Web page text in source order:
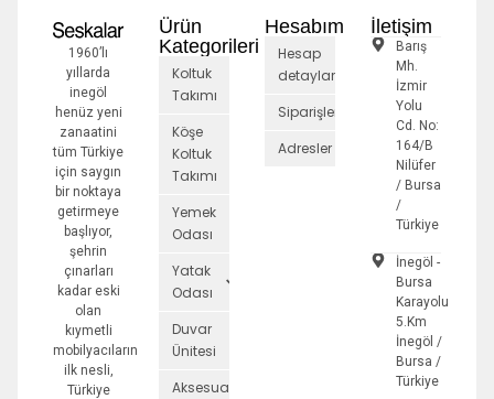
1960’lı
yıllarda
inegöl
henüz yeni
zanaatini
tüm Türkiye
için saygın
bir noktaya
getirmeye
başlıyor,
şehrin
çınarları
kadar eski
olan
kıymetli
mobilyacıların
ilk nesli,
Türkiye
Ürün
Kategorileri
Koltuk
Takımı
Köşe
Koltuk
Takımı
Yemek
Odası
Yatak
Odası
Duvar
Ünitesi
Aksesuarlar
Hesabım
Hesap
detayları
Siparişler
Adresler
İletişim
Barış
Mh.
İzmir
Yolu
Cd. No:
164/B
Nilüfer
/ Bursa
/
Türkiye
İnegöl -
Bursa
Karayolu
5.Km
İnegöl /
Bursa /
Türkiye